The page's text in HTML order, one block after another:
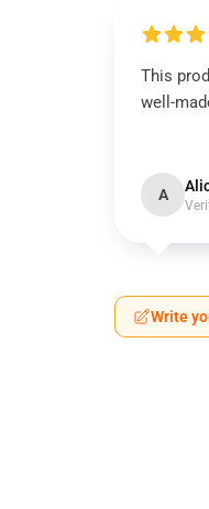
This
well-
A
Write